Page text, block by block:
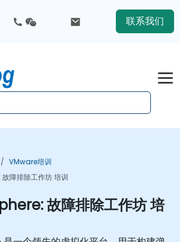
联系我们
VMware培训
障排除工作坊 培训
故障排除工作坊 培